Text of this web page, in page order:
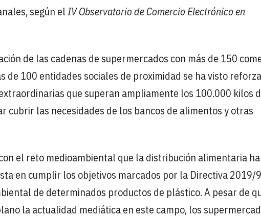
según elIV Observatorio de Comercio Electrónico en
de las cadenas de supermercados con más de 150
de 100 entidades sociales de proximidad se ha visto
que superan ampliamente los 100.000 kilos
cubrir las necesidades de los bancos de alimentos y otras
el reto medioambiental que la distribución alimentaria ha
en cumplir los objetivos marcados por la Directiva 2019/
de determinados productos de plástico. A pesar de
la actualidad mediática en este campo, los